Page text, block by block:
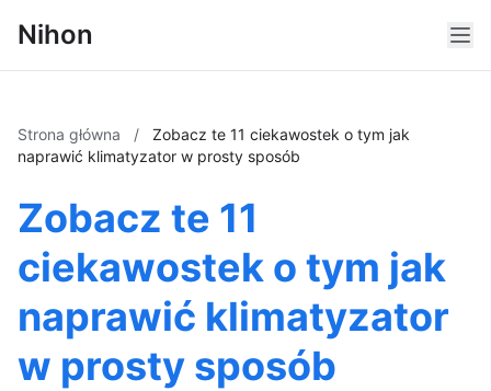
Nihon
Strona główna /
Zobacz te 11 ciekawostek o tym jak
naprawić klimatyzator w prosty sposób
Zobacz te 11
ciekawostek o tym jak
naprawić klimatyzator
w prosty sposób